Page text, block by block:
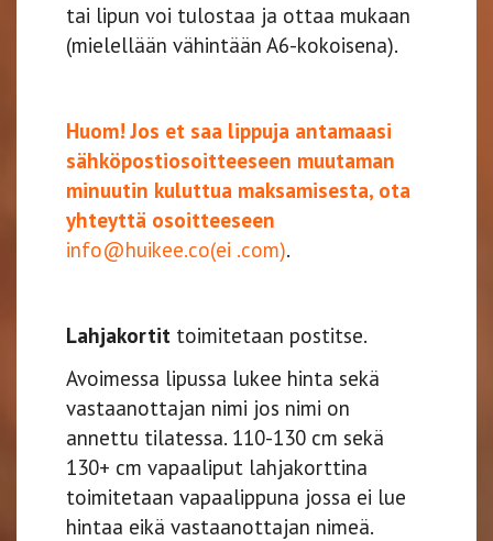
tai lipun voi tulostaa ja ottaa mukaan
(mielellään vähintään A6-kokoisena).
Huom! Jos et saa lippuja antamaasi
sähköpostiosoitteeseen muutaman
minuutin kuluttua maksamisesta, ota
yhteyttä osoitteeseen
info@huikee.co(ei .com).
Lahjakortit toimitetaan postitse.
Avoimessa lipussa lukee hinta sekä
vastaanottajan nimi jos nimi on
annettu tilatessa. 110-130 cm sekä
130+ cm vapaaliput lahjakorttina
toimitetaan vapaalippuna jossa ei lue
hintaa eikä vastaanottajan nimeä.